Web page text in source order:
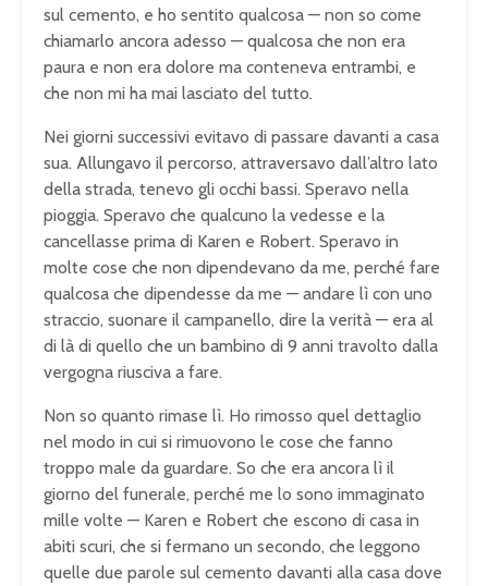
sul cemento, e ho sentito qualcosa — non so come
chiamarlo ancora adesso — qualcosa che non era
paura e non era dolore ma conteneva entrambi, e
che non mi ha mai lasciato del tutto.
Nei giorni successivi evitavo di passare davanti a casa
sua. Allungavo il percorso, attraversavo dall’altro lato
della strada, tenevo gli occhi bassi. Speravo nella
pioggia. Speravo che qualcuno la vedesse e la
cancellasse prima di Karen e Robert. Speravo in
molte cose che non dipendevano da me, perché fare
qualcosa che dipendesse da me — andare lì con uno
straccio, suonare il campanello, dire la verità — era al
di là di quello che un bambino di 9 anni travolto dalla
vergogna riusciva a fare.
Non so quanto rimase lì. Ho rimosso quel dettaglio
nel modo in cui si rimuovono le cose che fanno
troppo male da guardare. So che era ancora lì il
giorno del funerale, perché me lo sono immaginato
mille volte — Karen e Robert che escono di casa in
abiti scuri, che si fermano un secondo, che leggono
quelle due parole sul cemento davanti alla casa dove